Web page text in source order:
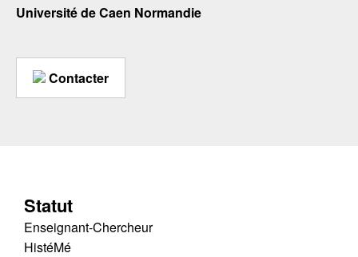
Université de Caen Normandie
Contacter
Statut
Enseignant-Chercheur
HistéMé